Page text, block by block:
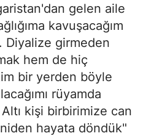
gelen aile
kavuşacağım
Diyalize girmeden
hem de hiç
bir yerden böyle
rüyamda
kişi birbirimize can
hayata döndük"